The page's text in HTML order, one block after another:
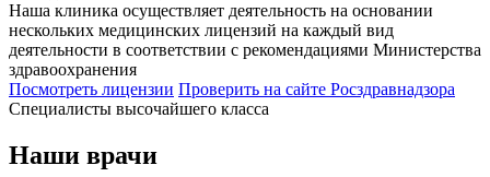
Наша клиника осуществляет деятельность на основании
нескольких медицинских лицензий на каждый вид
деятельности в соответствии с рекомендациями Министерства
здравоохранения
Посмотреть лицензии Проверить на сайте Росздравнадзора
Специалисты высочайшего класса
Наши врачи